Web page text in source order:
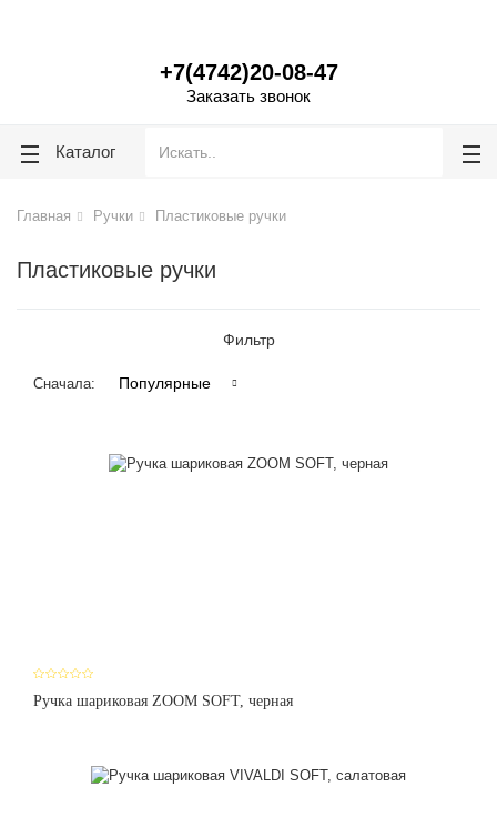
+7(4742)20-08-47
Заказать звонок
Каталог
Главная Ручки Пластиковые ручки
Пластиковые ручки
Фильтр
Сначала: Популярные
Ручка шариковая ZOOM SOFT, черная